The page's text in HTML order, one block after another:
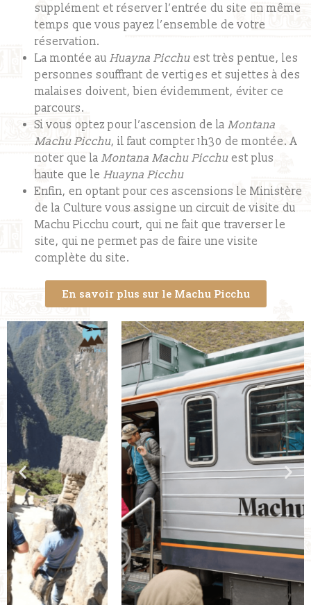
supplément et réserver l’entrée du site en même
temps que vous payez l’ensemble de votre
réservation.
La montée au Huayna Picchu est très pentue, les
personnes souffrant de vertiges et sujettes à des
malaises doivent, bien évidemment, éviter ce
parcours.
Si vous optez pour l’ascension de la Montana
Machu Picchu, il faut compter 1h30 de montée. A
noter que la Montana Machu Picchu est plus
haute que le Huayna Picchu
Enfin, en optant pour ces ascensions le Ministère
de la Culture vous assigne un circuit de visite du
Machu Picchu court, qui ne fait que traverser le
site, qui ne permet pas de faire une visite
complète du site.
En savoir plus sur le Machu Picchu